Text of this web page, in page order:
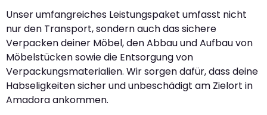
Unser umfangreiches Leistungspaket umfasst nicht
nur den Transport, sondern auch das sichere
Verpacken deiner Möbel, den Abbau und Aufbau von
Möbelstücken sowie die Entsorgung von
Verpackungsmaterialien. Wir sorgen dafür, dass deine
Habseligkeiten sicher und unbeschädigt am Zielort in
Amadora ankommen.